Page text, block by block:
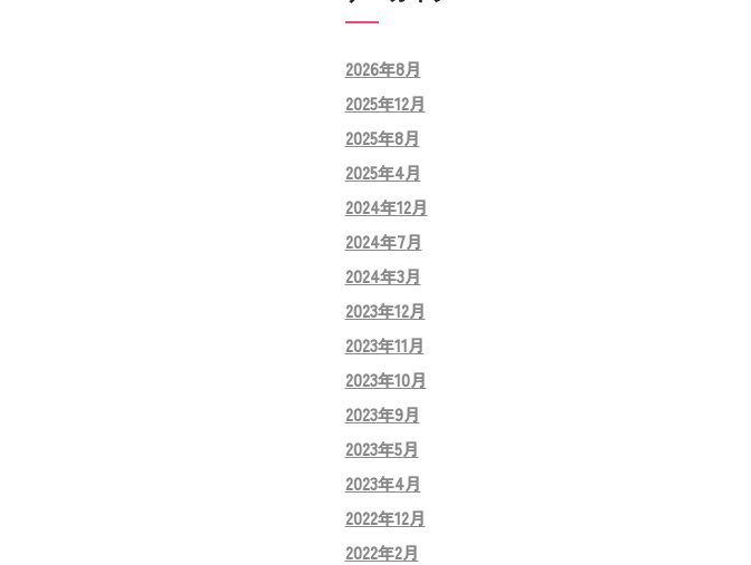
2026年8月
2025年12月
2025年8月
2025年4月
2024年12月
2024年7月
2024年3月
2023年12月
2023年11月
2023年10月
2023年9月
2023年5月
2023年4月
2022年12月
2022年2月